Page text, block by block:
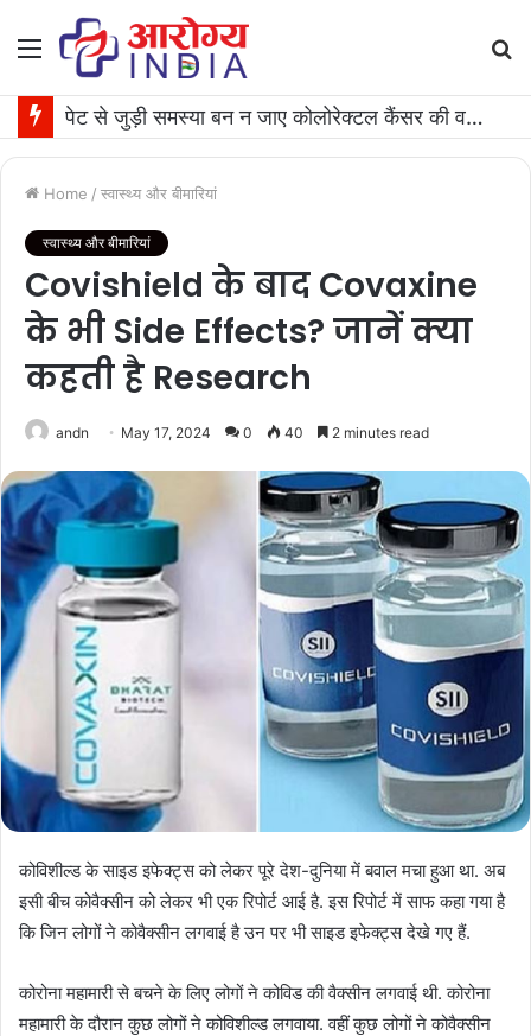
Menu
पेट से जुड़ी समस्या बन न जाए कोलोरेक्टल कैंसर की वजह, जान लीजिए टेस्ट कराने का समय
Home / स्वास्थ्य और बीमारियां
स्वास्थ्य और बीमारियां
Covishield के बाद Covaxine
के भी Side Effects? जानें क्या
कहती है Research
andn May 17, 2024 0 40 2 minutes read
कोविशील्ड के साइड इफेक्ट्स को लेकर पूरे देश-दुनिया में बवाल मचा हुआ था. अब
इसी बीच कोवैक्सीन को लेकर भी एक रिपोर्ट आई है. इस रिपोर्ट में साफ कहा गया है
कि जिन लोगों ने कोवैक्सीन लगवाई है उन पर भी साइड इफेक्ट्स देखे गए हैं.
कोरोना महामारी से बचने के लिए लोगों ने कोविड की वैक्सीन लगवाई थी. कोरोना
महामारी के दौरान कुछ लोगों ने कोविशील्ड लगवाया. वहीं कुछ लोगों ने कोवैक्सीन